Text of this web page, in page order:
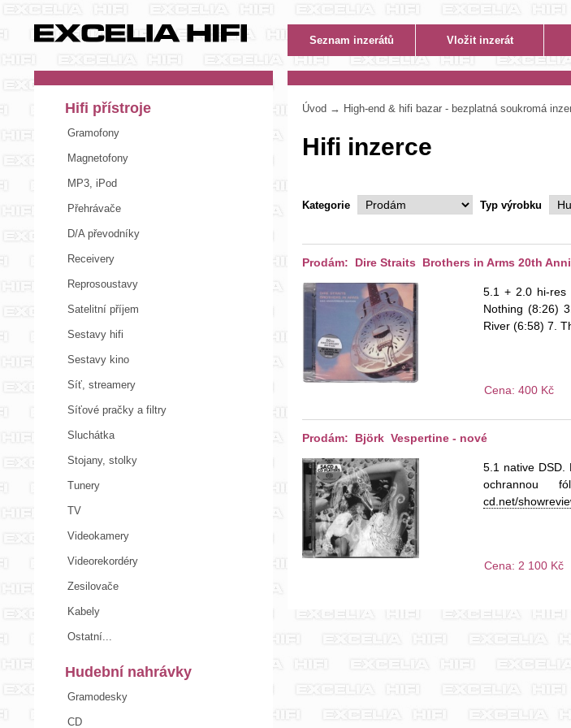
Hifi přístroje
Gramofony
Magnetofony
MP3, iPod
Přehrávače
D/A převodníky
Receivery
Reprosoustavy
Satelitní příjem
Sestavy hifi
Sestavy kino
Síť, streamery
Síťové pračky a filtry
Sluchátka
Stojany, stolky
Tunery
TV
Videokamery
Videorekordéry
Zesilovače
Kabely
Ostatní...
Hudební nahrávky
Gramodesky
CD
Úvod → High-end & hifi bazar - bezplatná soukromá
Hifi inzerce
Kategorie Typ výrobku
Prodám: Dire Straits Brothers in Arms 20th
5.1 + 2.0 hi-res
Nothing (8:26)
River (6:58) 7.
Cena: 400 Kč
Prodám: Björk Vespertine - nové
5.1 native DSD.
ochrannou
cd.net/
Cena: 2 100 Kč